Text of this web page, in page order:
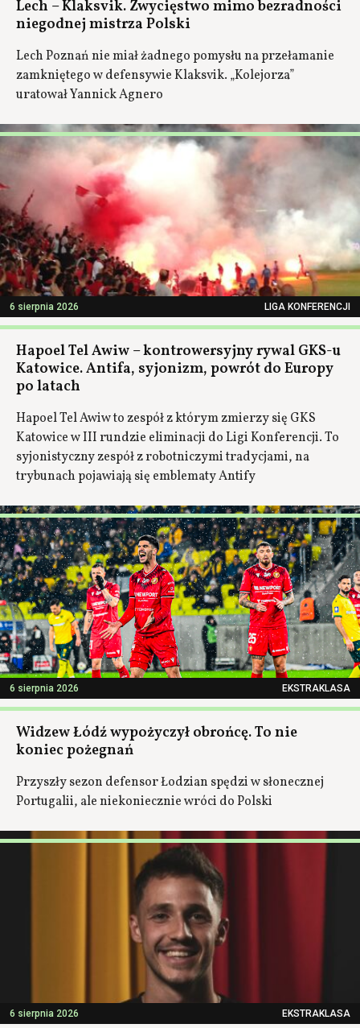
Lech – Klaksvik. Zwycięstwo mimo bezradności
niegodnej mistrza Polski
Lech Poznań nie miał żadnego pomysłu na przełamanie
zamkniętego w defensywie Klaksvik. „Kolejorza”
uratował Yannick Agnero
6 sierpnia 2026 LIGA KONFERENCJI
Hapoel Tel Awiw – kontrowersyjny rywal GKS-u
Katowice. Antifa, syjonizm, powrót do Europy
po latach
Hapoel Tel Awiw to zespół z którym zmierzy się GKS
Katowice w III rundzie eliminacji do Ligi Konferencji. To
syjonistyczny zespół z robotniczymi tradycjami, na
trybunach pojawiają się emblematy Antify
6 sierpnia 2026 EKSTRAKLASA
Widzew Łódź wypożyczył obrońcę. To nie
koniec pożegnań
Przyszły sezon defensor Łodzian spędzi w słonecznej
Portugalii, ale niekoniecznie wróci do Polski
6 sierpnia 2026 EKSTRAKLASA